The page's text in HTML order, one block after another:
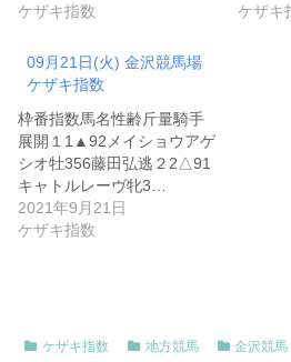
ケザキ指数
ケザキ
09月21日(火) 金沢競馬場
ケザキ指数
枠番指数馬名性齢斤量騎手
展開１1▲92メイショウアゲ
シオ牡356藤田弘逃２2△91
キャトルレーヴ牝3…
2021年9月21日
ケザキ指数
ケザキ指数 地方競馬 金沢競馬